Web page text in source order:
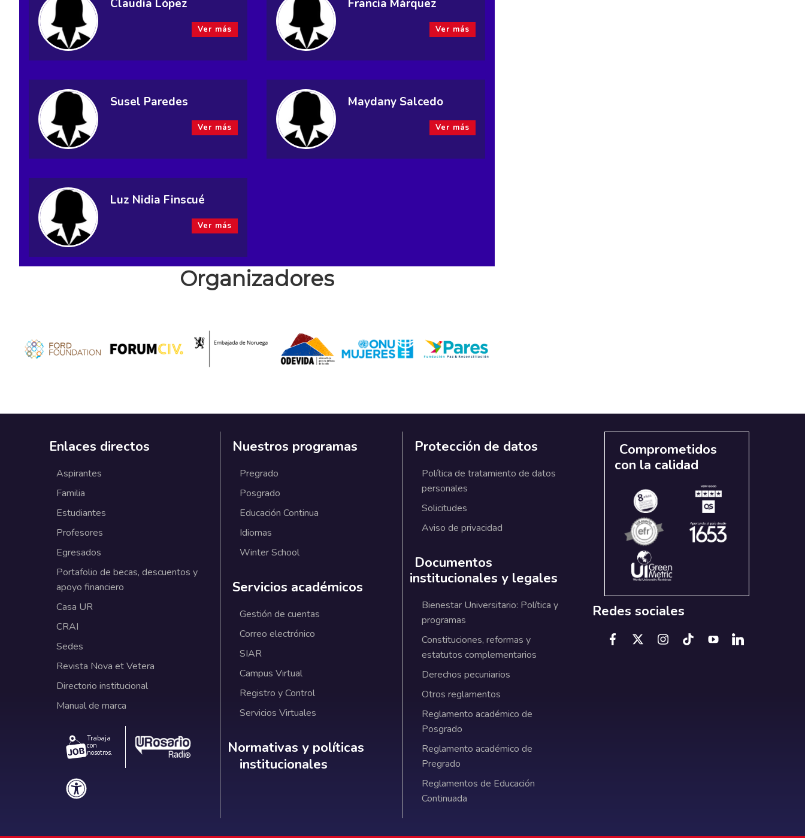
Claudia López
Ver más
Francia Márquez
Ver más
Susel Paredes
Ver más
Maydany Salcedo
Ver más
Luz Nidia Finscué
Ver más
Organizadores
Enlaces directos
Aspirantes
Familia
Estudiantes
Profesores
Egresados
Portafolio de becas, descuentos y
apoyo financiero
Casa UR
CRAI
Sedes
Revista Nova et Vetera
Directorio institucional
Manual de marca
Trabaja
con
nosotros.
Nuestros programas
Pregrado
Posgrado
Educación Continua
Idiomas
Winter School
Servicios académicos
Gestión de cuentas
Correo electrónico
SIAR
Campus Virtual
Registro y Control
Servicios Virtuales
Normativas y políticas institucionales
Normativas y políticas
institucionales
Protección de datos
Política de tratamiento de datos
personales
Solicitudes
Aviso de privacidad
Documentos
institucionales y legales
Bienestar Universitario: Política y
programas
Constituciones, reformas y
estatutos complementarios
Derechos pecuniarios
Otros reglamentos
Reglamento académico de
Posgrado
Reglamento académico de
Pregrado
Reglamentos de Educación
Continuada
Comprometidos
con la calidad
Redes sociales